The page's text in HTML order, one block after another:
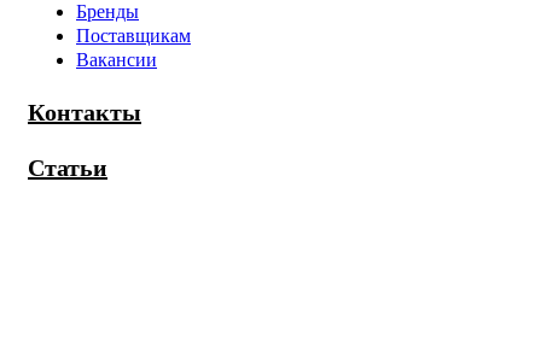
Бренды
Поставщикам
Вакансии
Контакты
Статьи